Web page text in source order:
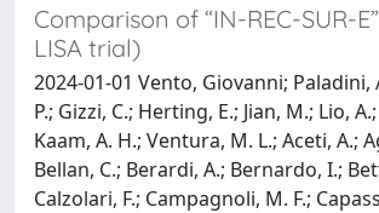
Comparison of “IN-REC-
LISA trial)
2024-01-01 Vento, Giovanni; Paladini,
P.; Gizzi, C.; Herting, E.; Jian, M.; Lio,
Kaam, A. H.; Ventura, M. L.; Aceti, A.;
Bellan, C.; Berardi, A.; Bernardo, I.;
Calzolari, F.; Campagnoli, M. F.;